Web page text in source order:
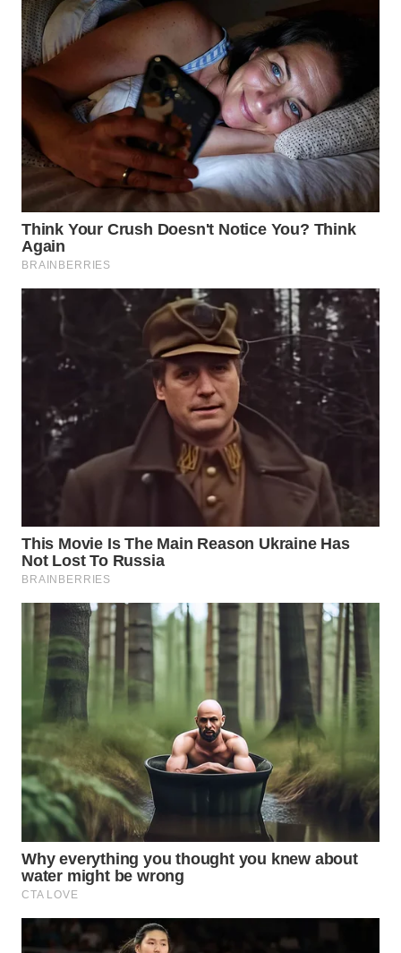
BINTAN
WN
MANDALIKA
WN
LIKUPANG
LABUANBAJO
WN
Wahana
Group
NEWS
WAHANA
TANI
WAHANA
ADVOKAT
INFRASTRUKTUR
WAHANA
KONSUMEN
WAHANA
LISTRIK
WAHANA
TRAVEL
WAHANA
TV
WAHANANEWS
ID